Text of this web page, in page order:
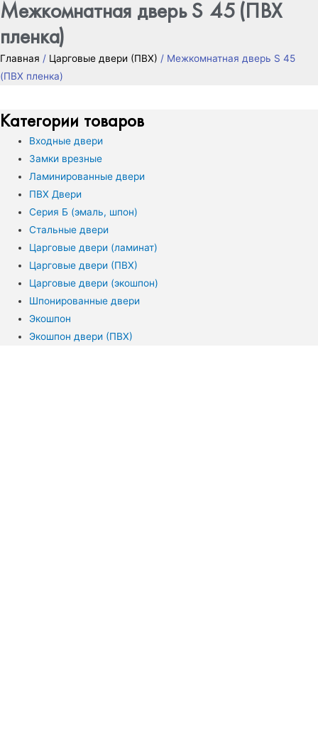
Межкомнатная дверь S 45 (ПВХ
пленка)
Главная / Царговые двери (ПВХ) / Межкомнатная дверь S 45
(ПВХ пленка)
Категории товаров
Входные двери
Замки врезные
Ламинированные двери
ПВХ Двери
Серия Б (эмаль, шпон)
Стальные двери
Царговые двери (ламинат)
Царговые двери (ПВХ)
Царговые двери (экошпон)
Шпонированные двери
Экошпон
Экошпон двери (ПВХ)